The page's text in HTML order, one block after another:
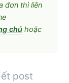
đơn thì liên
chủ hoặc
post